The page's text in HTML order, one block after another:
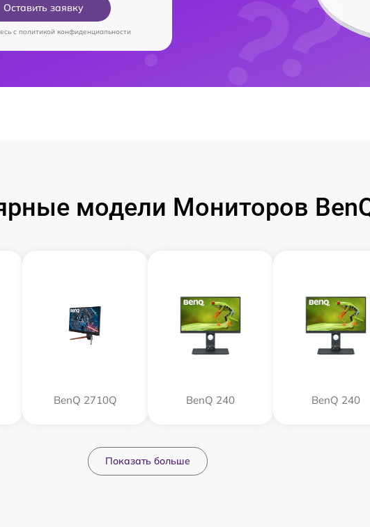
Оставить заявку
c политикой конфиденциальности
модели Мониторов
BenQ 2710Q BenQ 240 BenQ 240
Показать больше